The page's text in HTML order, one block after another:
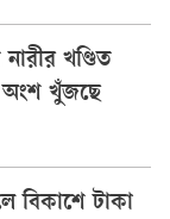
খণ্ডিত
অংশ খুঁজছে
বিকাশে টাকা